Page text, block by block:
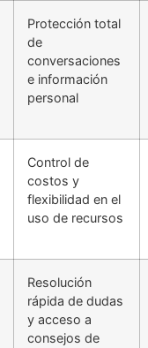
Protección total
de
conversaciones
e información
personal
Control de
costos y
flexibilidad en el
uso de recursos
Resolución
rápida de dudas
y acceso a
consejos de